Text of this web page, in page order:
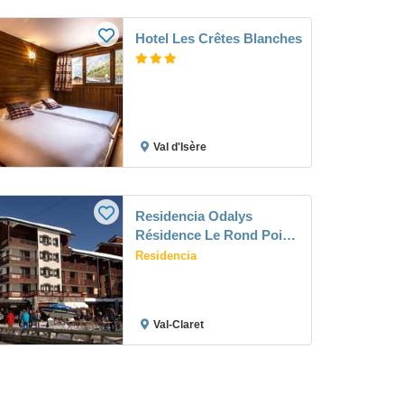
Hotel Les Crêtes Blanches
Val d'Isère
Residencia Odalys
Résidence Le Rond Point
Des Pistes
Residencia
Val-Claret